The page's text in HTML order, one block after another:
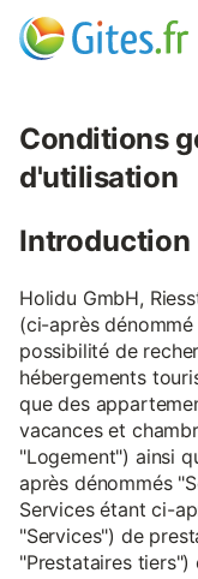
Conditions
d'utilisation
Introduction
Holidu GmbH,
(ci-après
possibilité de
hébergements
que des
vacances et
"Logement") ainsi
après dénommés
Services étant ci-
"Services") de
"Prestataires